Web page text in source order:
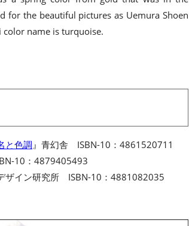
for the beautiful pictures as Uemura Shoen
color name is turquoise.
と色調 』青幻舎 ISBN-10：4861520711
10：4879405493
ザイン研究所 ISBN-10：4881082035